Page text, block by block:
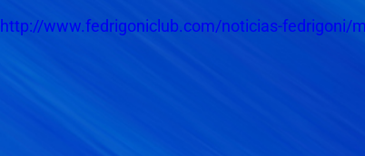
http://www.fedrigoniclub.com/noticias-fedrigoni/